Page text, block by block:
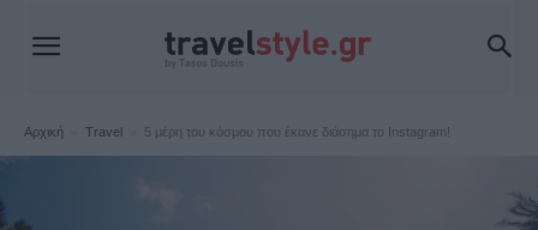
Αρχική Travel 5 μέρη του κόσμου που έκανε διάσημα το Instagram!